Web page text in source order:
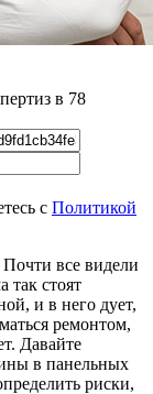
в 78
с Политикой
все видели
так стоят
и в него дует,
ремонтом,
Давайте
в панельных
риски,